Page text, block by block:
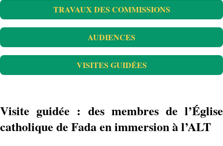
TRAVAUX DES COMMISSIONS
AUDIENCES
VISITES GUIDÉES
Visite guidée : des membres de l’Église
catholique de Fada en immersion à l’ALT